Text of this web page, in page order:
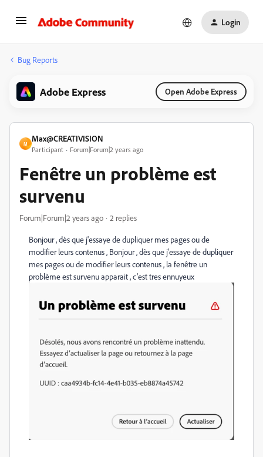
Login
Bug Reports
Adobe Express Open Adobe Express
M
Max@CREATIVISION
Participant Forum|Forum|2 years ago
Fenêtre un problème est
survenu
Forum|Forum|2 years ago 2 replies
Bonjour , dès que j'essaye de dupliquer mes pages ou de
modifier leurs contenus , Bonjour , dès que j'essaye de dupliquer
mes pages ou de modifier leurs contenus , la fenêtre un
problème est survenu apparait , c'est tres ennuyeux